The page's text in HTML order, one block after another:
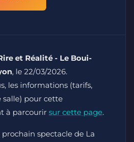
et Réalité - Le Boui-
, le 22/03/2026.
les informations (tarifs,
pour cette
à parcourir sur cette page.
spectacle de La